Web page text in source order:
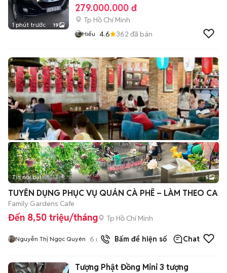
1 phút trước 19
279.000.000 đ
Tp Hồ Chí Minh
Hiếu 4.6 362 đã bán
Tin nổi bật 5
TUYỂN DỤNG PHỤC VỤ QUÁN CÀ PHÊ – LÀM THEO CA
Family Gardens Cafe
Đến 8,50 triệu/tháng Tp Hồ Chí Minh
Nguyễn Thị Ngọc Quyên 6 đã bánBấm để hiện số Chat
Tượng Phật Đồng Mini 3 tượng